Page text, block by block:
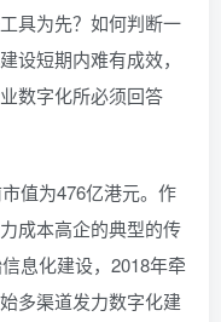
具为先？如何判断一
设短期内难有成效，
数字化所必须回答
值为476亿港元。作
成本高企的典型的传
息化建设，2018年牵
多渠道发力数字化建